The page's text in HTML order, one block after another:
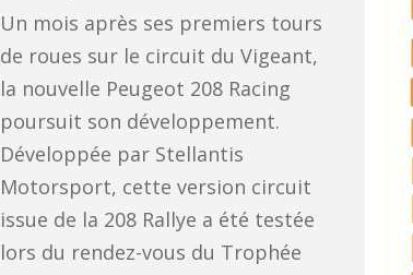
Un mois après ses premiers tours
de roues sur le circuit du Vigeant,
la nouvelle Peugeot 208 Racing
poursuit son développement.
Développée par Stellantis
Motorsport, cette version circuit
issue de la 208 Rallye a été testée
lors du rendez-vous du Trophée